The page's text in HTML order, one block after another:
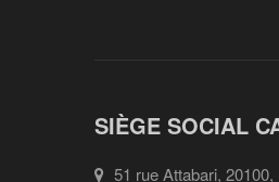
SIÈGE SOCIAL
51 rue Attabari,